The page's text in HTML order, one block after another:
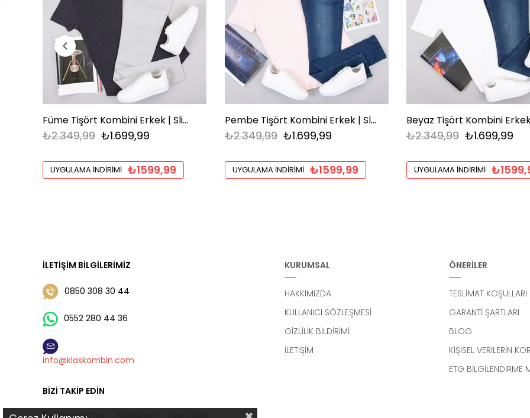
Füme Tişört Kombini Erkek | Slim Fit Şık Komple Set
₺1.699,99
₺2.349,99
UYGULAMA İNDIRIMI ₺1599,99
Pembe Tişört Kombini Erkek | Slim Fit Şık Komple Set
₺1.699,99
₺2.349,99
UYGULAMA İNDIRIMI ₺1599,99
₺1.699,99
₺2.349,99
UYGULAMA İNDIRIMI
İLETIŞIM BILGILERIMIZ
0850 308 30 44
0552 280 44 36
info@klaskombin.com
BIZI TAKIP EDIN
Google Play
KURUMSAL
HAKKIMIZDA
KULLANICI SÖZLEŞMESİ
GİZLİLİK BİLDİRİMİ
İLETİŞİM
ÖNERİLER
TESLİMAT KOŞULLARI
GARANTİ ŞARTLARI
BLOG
KİŞİSEL VERİLERİN
ETG BİLGİLENDİRME